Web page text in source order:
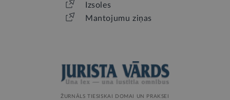
Izsoles
Mantojumu ziņas
ŽURNĀLS TIESISKAI DOMAI UN PRAKSEI